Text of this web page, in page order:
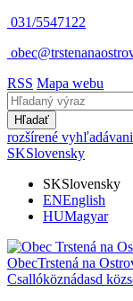
031/5547122
RSS Mapa webu
Hľadať
rozšírené
SKSlovensky
SKSlovensky
ENEnglish
HUMagyar
ObecTrstená na
Csallóköznádasd